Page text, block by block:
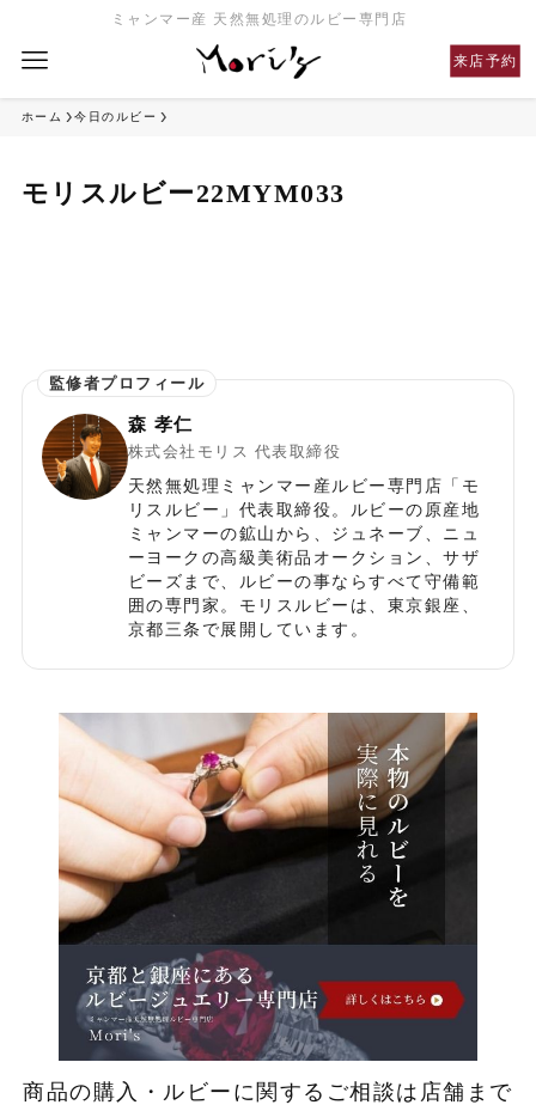
ミャンマー産 天然無処理のルビー専門店
来店予約
ホーム 今日のルビー
モリスルビー22MYM033
森 孝仁
株式会社モリス 代表取締役
天然無処理ミャンマー産ルビー専門店「モ
リスルビー」代表取締役。ルビーの原産地
ミャンマーの鉱山から、ジュネーブ、ニュ
ーヨークの高級美術品オークション、サザ
ビーズまで、ルビーの事ならすべて守備範
囲の専門家。モリスルビーは、東京銀座、
京都三条で展開しています。
商品の購入・ルビーに関するご相談は店舗まで